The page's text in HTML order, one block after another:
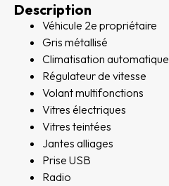
Description
Véhicule 2e propriétaire
Gris métallisé
Climatisation automatique
Régulateur de vitesse
Volant multifonctions
Vitres électriques
Vitres teintées
Jantes alliages
Prise USB
Radio